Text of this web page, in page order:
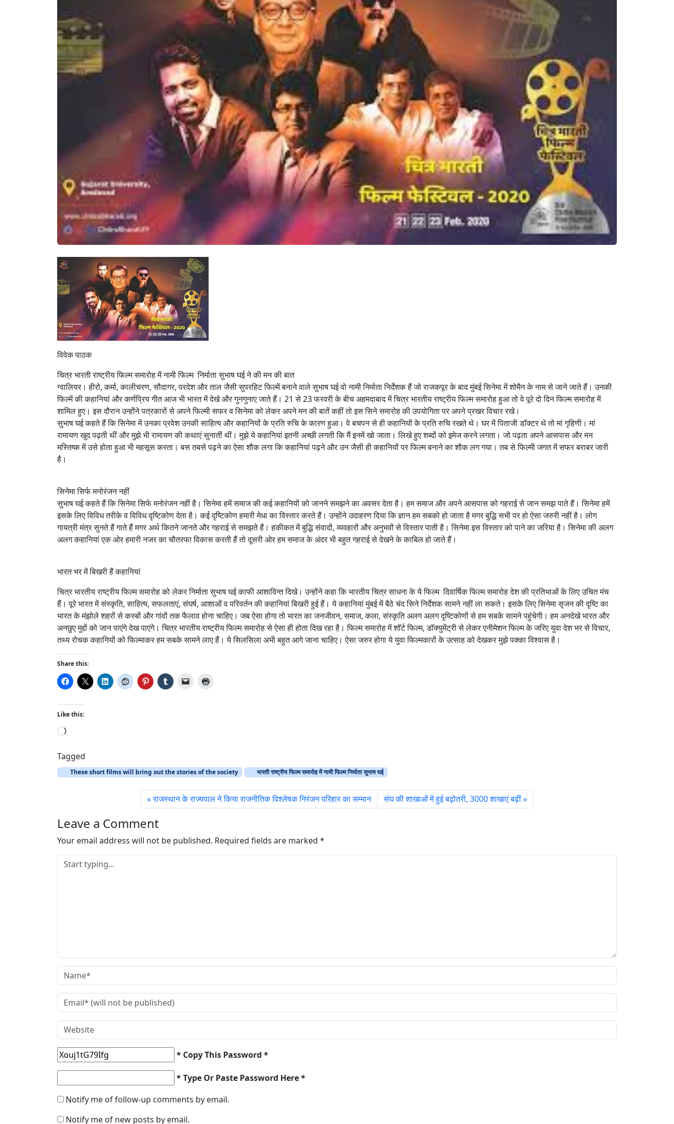
विवेक पाठक
चित्र भारती राष्ट्रीय फिल्म समारोह में नामी फिल्म निर्माता सुभाष घई ने की मन की बात
ग्वालियर। हीरो, कर्मा, कालीचरण, सौदागर, परदेश और ताल जैसी सुपरहिट फिल्में बनाने वाले सुभाष घई वो नामी निर्माता निर्देशक हैं जो राजकपूर के बाद मुंबई सिनेमा में शोमैन के नाम से जाने जाते हैं। उनकी
फिल्में की कहानियां और कर्णप्रिय गीत आज भी भारत में देखे और गुनगुनाए जाते हैं। 21 से 23 फरवरी के बीच अहमदाबाद में चित्र भारतीय राष्ट्रीय फिल्म समारोह हुआ तो वे पूरे दो दिन फिल्म समारोह में
शामिल हुए। इस दौरान उन्होंने पत्रकारों से अपने फिल्मी सफर व सिनेमा को लेकर अपने मन की बातें कहीं तो इस सिने समारोह की उपयोगिता पर अपने प्रखर विचार रखे।
सुभाष घई कहते हैं कि सिनेमा में उनका प्रवेश उनकी साहित्य और कहानियों के प्रति रुचि के कारण हुआ। वे बचपन से ही कहानियों के प्रति रुचि रखते थे। घर में पिताजी डॉक्टर थे तो मां गृहिणी। मां
रामायण खुद पढ़ती थीं और मुझे भी रामायण की कथाएं सुनातीं थीं। मुझे ये कहानियां इतनी अच्छी लगती कि मैं इनमें खो जाता। लिखे हुए शब्दों को इमेज करने लगता। जो पढ़ता अपने आसपास और मन
मस्तिष्क में उसे होता हुआ भी महसूस करता। बस तबसे पढ़ने का ऐसा शौक लगा कि कहानियां पढ़ने और उन जैसी ही कहानियों पर फिल्म बनाने का शौक लग गया। तब से फिल्मी जगत में सफर बराबर जारी
है।
सिनेमा सिर्फ मनोरंजन नहीं
सुभाष घई कहते हैं कि सिनेमा सिर्फ मनोरंजन नहीं है। सिनेमा हमें समाज की कई कहानियों को जानने समझने का अवसर देता है। हम समाज और अपने आसपास को गहराई से जान समझ पाते हैं। सिनेमा हमें
इसके लिए विविध तरीके व विविध दृष्टिकोण देता है। कई दृष्टिकोण हमारी मेधा का विस्तार करते हैं। उन्होंने उदाहरण दिया कि ज्ञान हम सबको हो जाता है मगर बुद्धि सभी पर हो ऐसा जरुरी नहीं है। लोग
गायत्री मंत्र सुनते हैं गाते हैं मगर अर्थ कितने जानते और गहराई से समझते हैं। हकीकत में बुद्धि संवादों, व्यवहारों और अनुभवों से विस्तार पाती है। सिनेमा इस विस्तार को पाने का जरिया है। सिनेमा की अलग
अलग कहानियां एक ओर हमारी नजर का चौतरफा विकास करती हैं तो दूसरी ओर हम समाज के अंदर भी बहुत गहराई से देखने के काबिल हो जाते हैं।
भारत भर में बिखरी हैं कहानियां
चित्र भारतीय राष्ट्रीय फिल्म समारोह को लेकर निर्माता सुभाष घई काफी आशाविन्त दिखे। उन्होंने कहा कि भारतीय चित्र साधना के ये फिल्म दिवार्षिक फिल्म समारोह देश की प्रतिभाओं के लिए उचित मंच
हैं। पूरे भारत में संस्कृति, साहित्य, सफलताएं, संघर्ष, आशाओं व परिवर्तन की कहानियां बिखरी हुई हैं। ये कहानियां मुंबई में बैठे चंद सिने निर्देशक सामने नहीं ला सकते। इसके लिए सिनेमा सृजन की दृष्टि का
भारत के मंझोले शहरों से कस्बों और गांवों तक फैलाव होना चाहिए। जब ऐसा होगा तो भारत का जनजीवन, समाज, कला, संस्कृति अलग अलग दृष्टिकोणों से हम सबके सामने पहुंचेगी। हम अनदेखे भारत और
अनछुए मुद्दों को जान पाएंगे देख पाएंगे। चित्र भारतीय राष्ट्रीय फिल्म समारोह से ऐसा ही होता दिख रहा है। फिल्म समारोह में शॉर्ट फिल्म, डॉक्युमेंट्री से लेकर एनीमेशन फिल्म के जरिए युवा देश भर से विचार,
तथ्य रोचक कहानियों को फिल्माकर हम सबके सामने लाए हैं। ये सिलसिला अभी बहुत आगे जाना चाहिए। ऐसा जरुर होगा ये युवा फिल्मकारों के उत्साह को देखकर मुझे पक्का विश्वास है।
Share this:
Like this:
L
a
d
i
Tagged
These short films will bring out the stories of the society भारती राष्ट्रीय फिल्म समारोह में नामी फिल्म निर्माता सुभाष घई
राजस्थान के राज्यपाल ने किया राजनीतिक विश्लेषक निरंजन परिहार का सम्मान संघ की शाखाओं में हुई बढ़ोतरी, 3000 शाखाएं बढ़ीं
Leave a Comment
Your email address will not be published. Required fields are marked *
* Copy This Password *
* Type Or Paste Password Here *
Notify me of follow-up comments by email.
Notify me of new posts by email.